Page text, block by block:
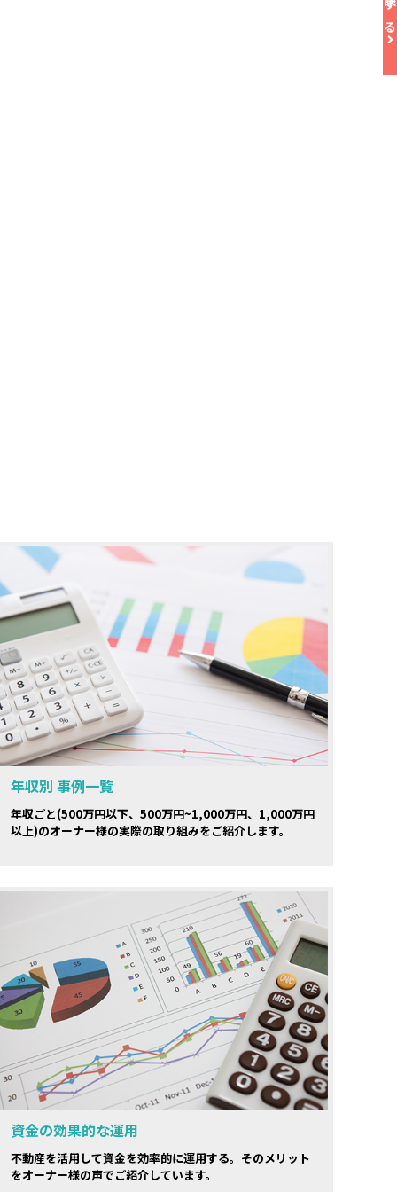
年収別 事例一覧
年収ごと(500万円以下、500万円~1,000万円、1,000万円
以上)のオーナー様の実際の取り組みをご紹介します。
資金の効果的な運用
不動産を活用して資金を効率的に運用する。そのメリット
をオーナー様の声でご紹介しています。